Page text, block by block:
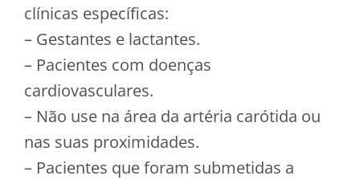
clínicas específicas:
– Gestantes e lactantes.
– Pacientes com doenças
cardiovasculares.
– Não use na área da artéria carótida ou
nas suas proximidades.
– Pacientes que foram submetidas a